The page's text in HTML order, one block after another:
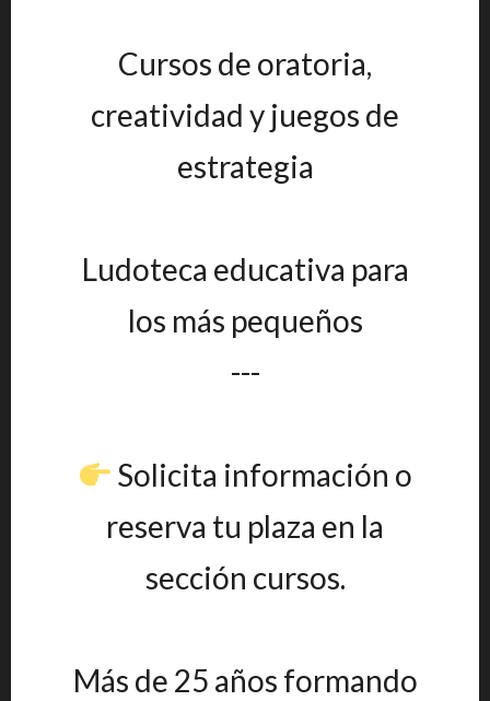
Cursos de oratoria,
creatividad y juegos de
estrategia
Ludoteca educativa para
los más pequeños
---
Solicita información o
reserva tu plaza en la
sección cursos.
Más de 25 años formando